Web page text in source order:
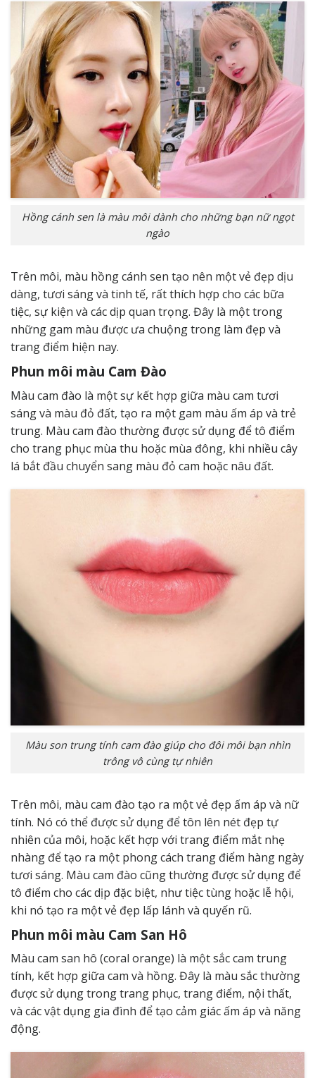
Hồng cánh sen là màu môi dành cho những bạn nữ ngọt
ngào
Trên môi, màu hồng cánh sen tạo nên một vẻ đẹp dịu
dàng, tươi sáng và tinh tế, rất thích hợp cho các bữa
tiệc, sự kiện và các dịp quan trọng. Đây là một trong
những gam màu được ưa chuộng trong làm đẹp và
trang điểm hiện nay.
Phun môi màu Cam Đào
Màu cam đào là một sự kết hợp giữa màu cam tươi
sáng và màu đỏ đất, tạo ra một gam màu ấm áp và trẻ
trung. Màu cam đào thường được sử dụng để tô điểm
cho trang phục mùa thu hoặc mùa đông, khi nhiều cây
lá bắt đầu chuyển sang màu đỏ cam hoặc nâu đất.
Màu son trung tính cam đào giúp cho đôi môi bạn nhìn
trông vô cùng tự nhiên
Trên môi, màu cam đào tạo ra một vẻ đẹp ấm áp và nữ
tính. Nó có thể được sử dụng để tôn lên nét đẹp tự
nhiên của môi, hoặc kết hợp với trang điểm mắt nhẹ
nhàng để tạo ra một phong cách trang điểm hàng ngày
tươi sáng. Màu cam đào cũng thường được sử dụng để
tô điểm cho các dịp đặc biệt, như tiệc tùng hoặc lễ hội,
khi nó tạo ra một vẻ đẹp lấp lánh và quyến rũ.
Phun môi màu Cam San Hô
Màu cam san hô (coral orange) là một sắc cam trung
tính, kết hợp giữa cam và hồng. Đây là màu sắc thường
được sử dụng trong trang phục, trang điểm, nội thất,
và các vật dụng gia đình để tạo cảm giác ấm áp và năng
động.